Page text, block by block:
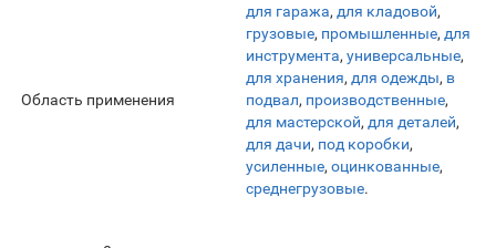
Область применения
для гаража, для кладовой,
грузовые, промышленные, для
инструмента, универсальные,
для хранения, для одежды, в
подвал, производственные,
для мастерской, для деталей,
для дачи, под коробки,
усиленные, оцинкованные,
среднегрузовые.